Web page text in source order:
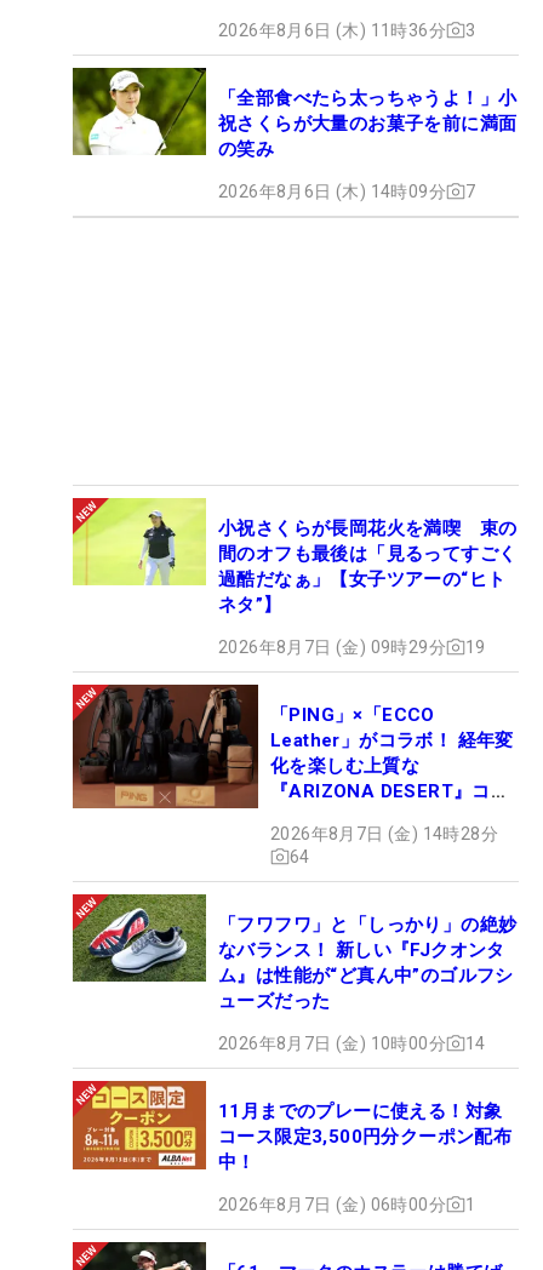
2026年8月6日 (木) 11時36分 3
「全部食べたら太っちゃうよ！」小
祝さくらが大量のお菓子を前に満面
の笑み
2026年8月6日 (木) 14時09分 7
小祝さくらが長岡花火を満喫 束の
間のオフも最後は「見るってすごく
過酷だなぁ」【女子ツアーの“ヒト
ネタ”】
2026年8月7日 (金) 09時29分 19
「PING」×「ECCO
Leather」がコラボ！ 経年変
化を楽しむ上質な
『ARIZONA DESERT』コレ
ュー
2026年8月7日 (金) 14時28分
64
「フワフワ」と「しっかり」の絶妙
なバランス！ 新しい『FJクオンタ
ム』は性能が“ど真ん中”のゴルフシ
ューズだった
2026年8月7日 (金) 10時00分 14
11月までのプレーに使える！対象
コース限定3,500円分クーポン配布
中！
2026年8月7日 (金) 06時00分 1